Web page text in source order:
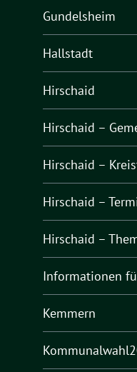
Gundelsheim
Hallstadt
Hirschaid
Hirschaid –
Hirschaid –
Hirschaid –
Hirschaid –
Informationen
Kemmern